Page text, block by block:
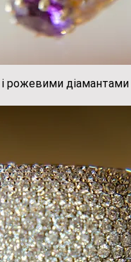
Швидкий перегляд
рожевими діамантами